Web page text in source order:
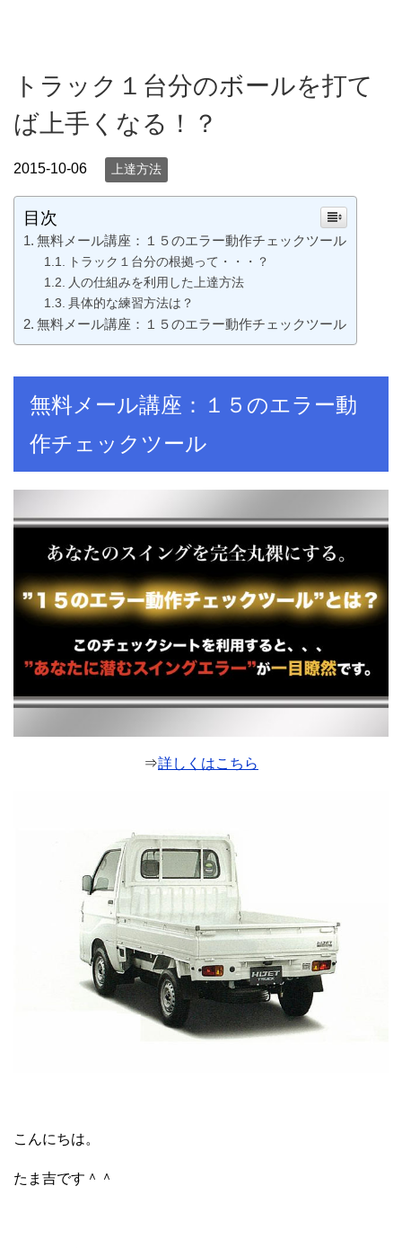
トラック１台分のボールを打て
ば上手くなる！？
2015-10-06 上達方法
目次
無料メール講座：１５のエラー動作チェックツール
トラック１台分の根拠って・・・？
人の仕組みを利用した上達方法
具体的な練習方法は？
無料メール講座：１５のエラー動作チェックツール
無料メール講座：１５のエラー動
作チェックツール
⇒詳しくはこちら
こんにちは。
たま吉です＾＾